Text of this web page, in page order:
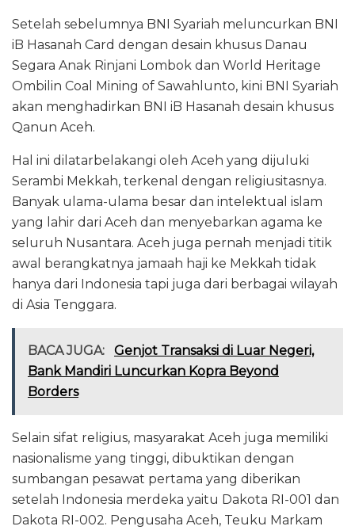
Setelah sebelumnya BNI Syariah meluncurkan BNI
iB Hasanah Card dengan desain khusus Danau
Segara Anak Rinjani Lombok dan World Heritage
Ombilin Coal Mining of Sawahlunto, kini BNI Syariah
akan menghadirkan BNI iB Hasanah desain khusus
Qanun Aceh.
Hal ini dilatarbelakangi oleh Aceh yang dijuluki
Serambi Mekkah, terkenal dengan religiusitasnya.
Banyak ulama-ulama besar dan intelektual islam
yang lahir dari Aceh dan menyebarkan agama ke
seluruh Nusantara. Aceh juga pernah menjadi titik
awal berangkatnya jamaah haji ke Mekkah tidak
hanya dari Indonesia tapi juga dari berbagai wilayah
di Asia Tenggara.
BACA JUGA:
Genjot Transaksi di Luar Negeri,
Bank Mandiri Luncurkan Kopra Beyond
Borders
Selain sifat religius, masyarakat Aceh juga memiliki
nasionalisme yang tinggi, dibuktikan dengan
sumbangan pesawat pertama yang diberikan
setelah Indonesia merdeka yaitu Dakota RI-001 dan
Dakota RI-002. Pengusaha Aceh, Teuku Markam